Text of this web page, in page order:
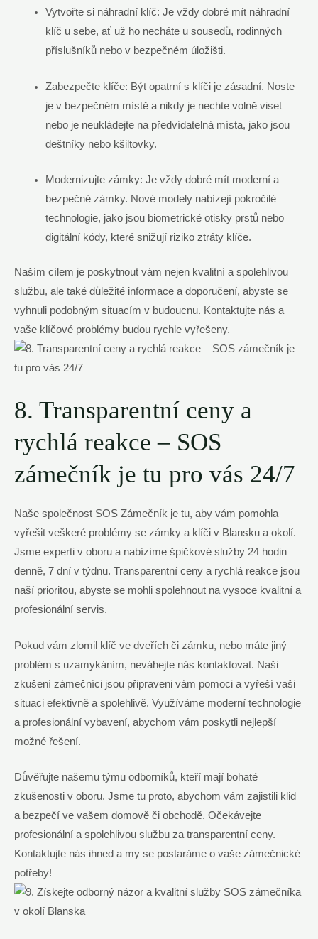
Vytvořte si náhradní klíč: Je vždy dobré mít náhradní
klíč u sebe, ať už ho necháte u sousedů, rodinných
příslušníků nebo v bezpečném úložišti.
Zabezpečte klíče: Být opatrní s klíči je zásadní. Noste
je v bezpečném místě a nikdy je nechte volně viset
nebo je neukládejte na předvídatelná místa, jako jsou
deštníky nebo kšiltovky.
Modernizujte zámky: Je vždy dobré mít moderní a
bezpečné zámky. Nové modely nabízejí pokročilé
technologie, jako jsou biometrické otisky prstů nebo
digitální kódy, které snižují riziko ztráty klíče.
Naším cílem je poskytnout vám nejen kvalitní a spolehlivou
službu, ale také důležité informace a doporučení, abyste se
vyhnuli podobným situacím v budoucnu. Kontaktujte nás a
vaše klíčové problémy budou rychle vyřešeny.
8. Transparentní ceny a
rychlá reakce – SOS
zámečník je tu pro vás 24/7
Naše společnost SOS Zámečník je tu, aby vám pomohla
vyřešit veškeré problémy se zámky a klíči v Blansku a okolí.
Jsme experti v oboru a nabízíme špičkové služby 24 hodin
denně, 7 dní v týdnu. Transparentní ceny a rychlá reakce jsou
naší prioritou, abyste se mohli spolehnout na vysoce kvalitní a
profesionální servis.
Pokud vám zlomil klíč ve dveřích či zámku, nebo máte jiný
problém s uzamykáním, neváhejte nás kontaktovat. Naši
zkušení zámečníci jsou připraveni vám pomoci a vyřeší vaši
situaci efektivně a spolehlivě. Využíváme moderní technologie
a profesionální vybavení, abychom vám poskytli nejlepší
možné řešení.
Důvěřujte našemu týmu odborníků, kteří mají bohaté
zkušenosti v oboru. Jsme tu proto, abychom vám zajistili klid
a bezpečí ve vašem domově či obchodě. Očekávejte
profesionální a spolehlivou službu za transparentní ceny.
Kontaktujte nás ihned a my se postaráme o vaše zámečnické
potřeby!